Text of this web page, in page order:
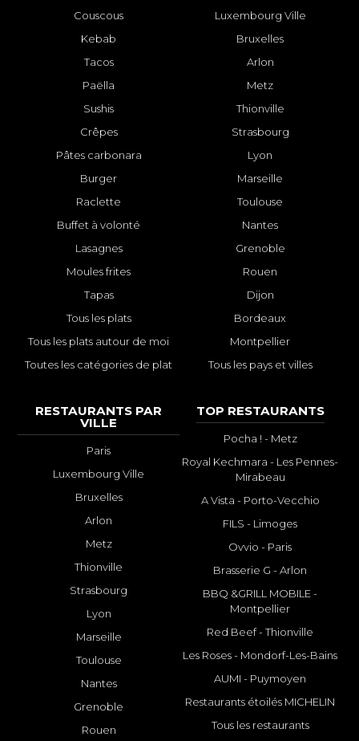
Couscous
Kebab
Tacos
Paëlla
Sushis
Crêpes
Pâtes carbonara
Burger
Raclette
Buffet à volonté
Lasagnes
Moules frites
Tapas
Tous les plats
Tous les plats autour de moi
Toutes les catégories de plat
Luxembourg Ville
Bruxelles
Arlon
Metz
Thionville
Strasbourg
Lyon
Marseille
Toulouse
Nantes
Grenoble
Rouen
Dijon
Bordeaux
Montpellier
Tous les pays et villes
RESTAURANTS PAR
VILLE
Paris
Luxembourg Ville
Bruxelles
Arlon
Metz
Thionville
Strasbourg
Lyon
Marseille
Toulouse
Nantes
Grenoble
Rouen
TOP RESTAURANTS
Pocha ! - Metz
Royal Kechmara - Les Pennes-
Mirabeau
A Vista - Porto-Vecchio
FILS - Limoges
Ovvio - Paris
Brasserie G - Arlon
BBQ &GRILL MOBILE -
Montpellier
Red Beef - Thionville
Les Roses - Mondorf-Les-Bains
AUMI - Puymoyen
Restaurants étoilés MICHELIN
Tous les restaurants